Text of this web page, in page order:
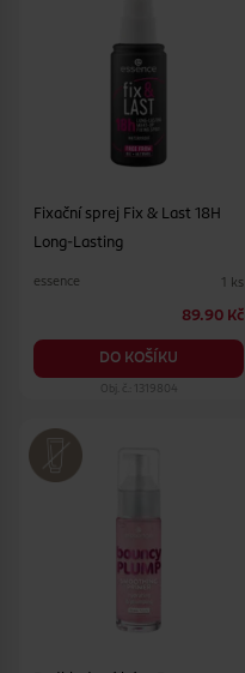
Fixační sprej Fix & Last 18H
Long-Lasting
essence 1 ks
89.90 Kč
DO KOŠÍKU
Obj. č.: 1319804